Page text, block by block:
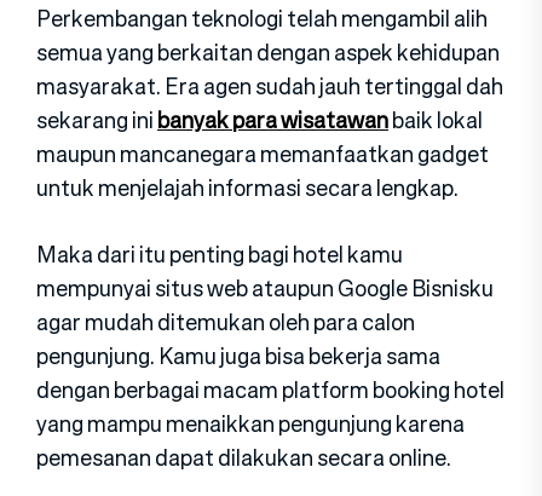
Perkembangan teknologi telah mengambil alih
semua yang berkaitan dengan aspek kehidupan
masyarakat. Era agen sudah jauh tertinggal dah
sekarang inibanyak para wisatawanbaik lokal
maupun mancanegara memanfaatkan gadget
untuk menjelajah informasi secara lengkap.
Maka dari itu penting bagi hotel kamu
mempunyai situs web ataupun Google Bisnisku
agar mudah ditemukan oleh para calon
pengunjung. Kamu juga bisa bekerja sama
dengan berbagai macam platform booking hotel
yang mampu menaikkan pengunjung karena
pemesanan dapat dilakukan secara online.